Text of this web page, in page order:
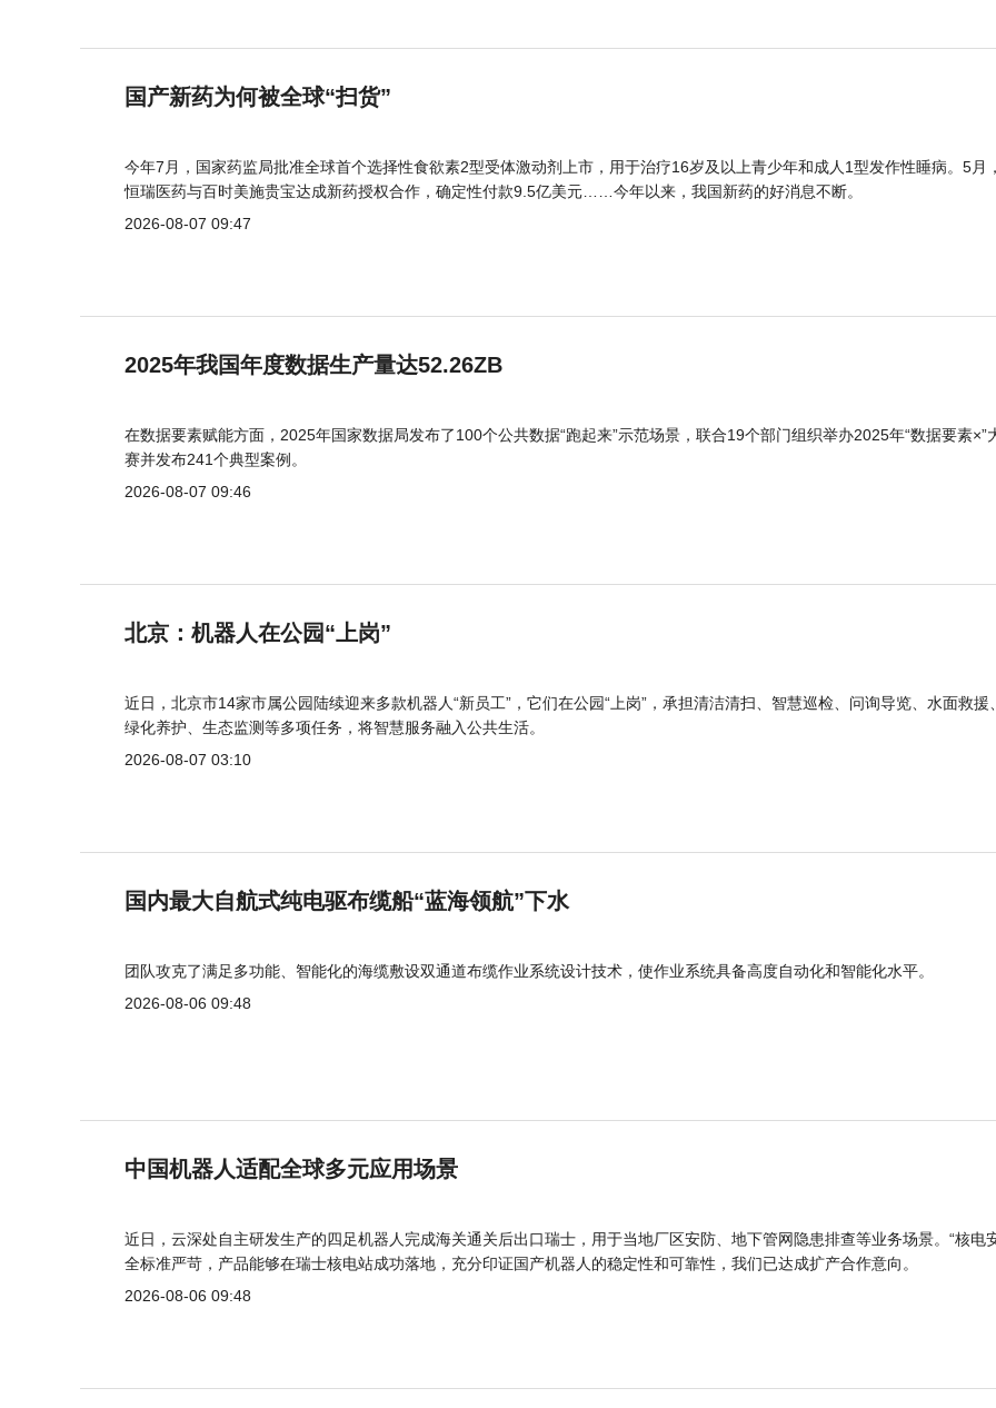
国产新药为何被全球“扫货”
今年7月，国家药监局批准全球首个选择性食欲素2型受体激动剂上市，用于治疗16岁及以上青少年和成人1型发作性睡病。5月
恒瑞医药与百时美施贵宝达成新药授权合作，确定性付款9.5亿美元……今年以来，我国新药的好消息不断。
2026-08-07 09:47
2025年我国年度数据生产量达52.26ZB
在数据要素赋能方面，2025年国家数据局发布了100个公共数据“跑起来”示范场景，联合19个部门组织举办2025年“数据要素×”
赛并发布241个典型案例。
2026-08-07 09:46
北京：机器人在公园“上岗”
近日，北京市14家市属公园陆续迎来多款机器人“新员工”，它们在公园“上岗”，承担清洁清扫、智慧巡检、问询导览、水面救援
绿化养护、生态监测等多项任务，将智慧服务融入公共生活。
2026-08-07 03:10
国内最大自航式纯电驱布缆船“蓝海领航”下水
团队攻克了满足多功能、智能化的海缆敷设双通道布缆作业系统设计技术，使作业系统具备高度自动化和智能化水平。
2026-08-06 09:48
中国机器人适配全球多元应用场景
近日，云深处自主研发生产的四足机器人完成海关通关后出口瑞士，用于当地厂区安防、地下管网隐患排查等业务场景。“核电
全标准严苛，产品能够在瑞士核电站成功落地，充分印证国产机器人的稳定性和可靠性，我们已达成扩产合作意向。
2026-08-06 09:48